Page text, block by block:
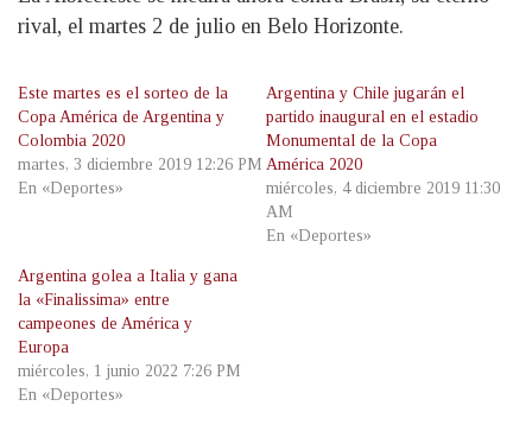
rival, el martes 2 de julio en Belo Horizonte.
Este martes es el sorteo de la
Copa América de Argentina y
Colombia 2020
martes, 3 diciembre 2019 12:26 PM
En «Deportes»
Argentina y Chile jugarán el
partido inaugural en el estadio
Monumental de la Copa
América 2020
miércoles, 4 diciembre 2019 11:30
AM
En «Deportes»
Argentina golea a Italia y gana
la «Finalissima» entre
campeones de América y
Europa
miércoles, 1 junio 2022 7:26 PM
En «Deportes»